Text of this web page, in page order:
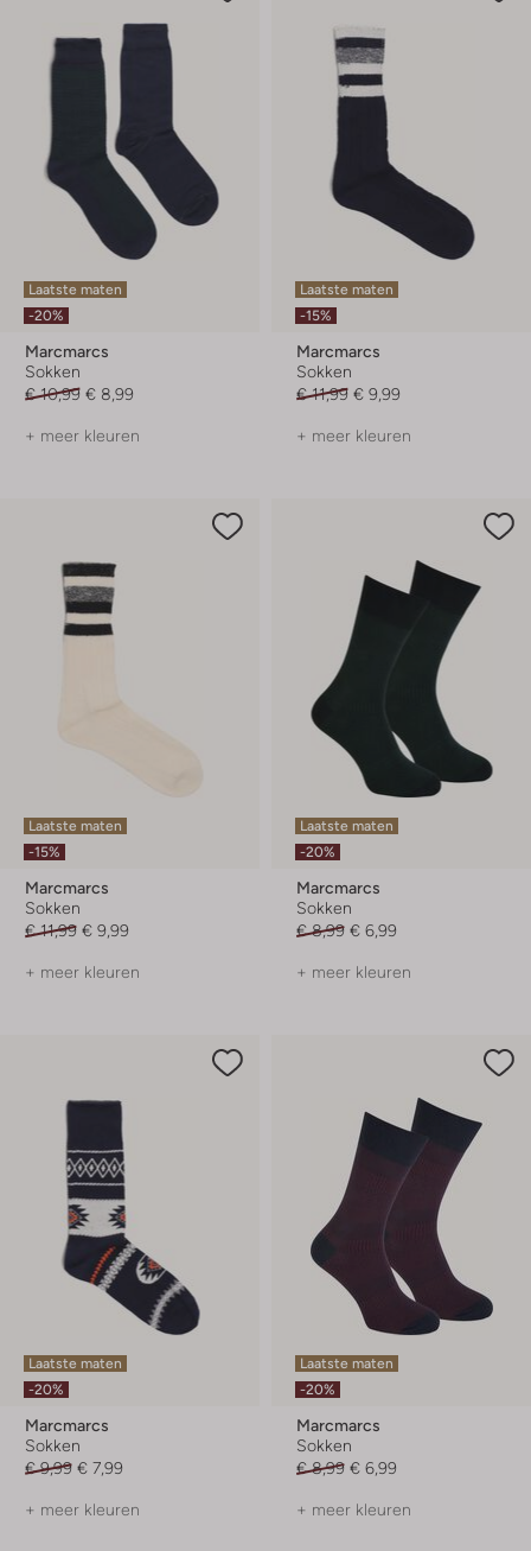
Laatste maten
-20%
Marcmarcs
Sokken
€ 10,99 € 8,99
+ meer kleuren
Laatste maten
-15%
Marcmarcs
Sokken
€ 11,99 € 9,99
+ meer kleuren
Laatste maten
-15%
Marcmarcs
Sokken
€ 11,99 € 9,99
+ meer kleuren
Laatste maten
-20%
Marcmarcs
Sokken
€ 8,99 € 6,99
+ meer kleuren
Laatste maten
-20%
Marcmarcs
Sokken
€ 9,99 € 7,99
+ meer kleuren
Laatste maten
-20%
Marcmarcs
Sokken
€ 8,99 € 6,99
+ meer kleuren